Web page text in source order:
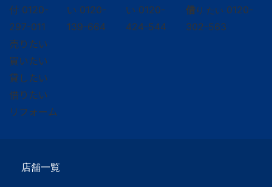
付 0120-
297-011
い 0120-
139-664
い 0120-
424-544
借り たい 0120-
302-563
売りたい
買いたい
貸したい
借りたい
リフォーム
店舗一覧